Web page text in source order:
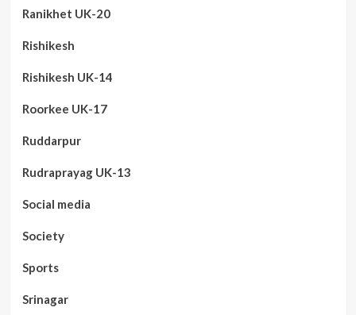
Ranikhet UK-20
Rishikesh
Rishikesh UK-14
Roorkee UK-17
Ruddarpur
Rudraprayag UK-13
Social media
Society
Sports
Srinagar